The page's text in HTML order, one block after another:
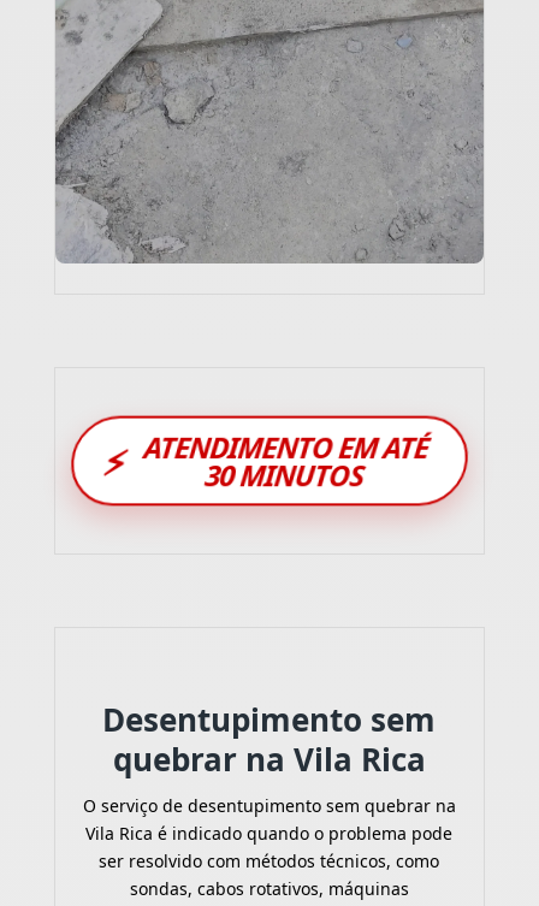
⚡ ATENDIMENTO EM ATÉ
30 MINUTOS
Desentupimento sem
quebrar na Vila Rica
O serviço de desentupimento sem quebrar na
Vila Rica é indicado quando o problema pode
ser resolvido com métodos técnicos, como
sondas, cabos rotativos, máquinas